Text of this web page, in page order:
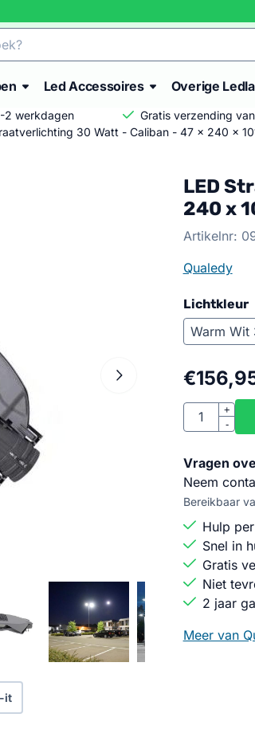
Led Accessoires Overige
2 werkdagen Gratis verzending
30 Watt - Caliban - 47 x 240 x
it
LED
240 x
Artikelnr:
Qualedy
Lichtkleur
€
Aantal
+
-
Vragen
Neem
Bereikbaar
Hulp per
Snel in
Gratis
Niet
2 jaar
Meer van